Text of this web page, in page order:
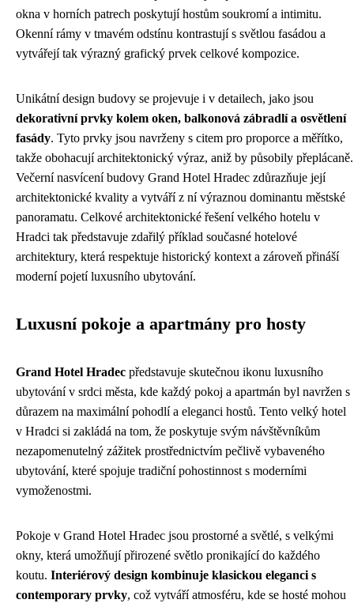
okna v horních patrech poskytují hostům soukromí a intimitu.
Okenní rámy v tmavém odstínu kontrastují s světlou fasádou a
vytvářejí tak výrazný grafický prvek celkové kompozice.
Unikátní design budovy se projevuje i v detailech, jako jsou
dekorativní prvky kolem oken, balkonová zábradlí a osvětlení
fasády. Tyto prvky jsou navrženy s citem pro proporce a měřítko,
takže obohacují architektonický výraz, aniž by působily přeplácaně.
Večerní nasvícení budovy Grand Hotel Hradec zdůrazňuje její
architektonické kvality a vytváří z ní výraznou dominantu městské
panoramatu. Celkové architektonické řešení velkého hotelu v
Hradci tak představuje zdařilý příklad současné hotelové
architektury, která respektuje historický kontext a zároveň přináší
moderní pojetí luxusního ubytování.
Luxusní pokoje a apartmány pro hosty
Grand Hotel Hradec představuje skutečnou ikonu luxusního
ubytování v srdci města, kde každý pokoj a apartmán byl navržen s
důrazem na maximální pohodlí a eleganci hostů. Tento velký hotel
v Hradci si zakládá na tom, že poskytuje svým návštěvníkům
nezapomenutelný zážitek prostřednictvím pečlivě vybaveného
ubytování, které spojuje tradiční pohostinnost s moderními
vymoženostmi.
Pokoje v Grand Hotel Hradec jsou prostorné a světlé, s velkými
okny, která umožňují přirozené světlo pronikající do každého
koutu. Interiérový design kombinuje klasickou eleganci s
contemporary prvky, což vytváří atmosféru, kde se hosté mohou